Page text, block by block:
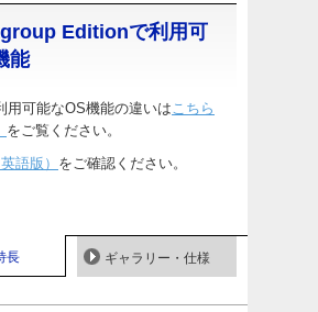
Editionで利用可
能
用可能なOS機能の違いはこちら
をご覧ください。
語版） をご確認ください。
長 ギャラリー・仕様